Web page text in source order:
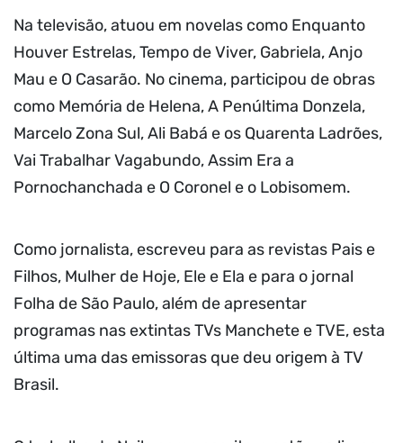
Na televisão, atuou em novelas como Enquanto
Houver Estrelas, Tempo de Viver, Gabriela, Anjo
Mau e O Casarão. No cinema, participou de obras
como Memória de Helena, A Penúltima Donzela,
Marcelo Zona Sul, Ali Babá e os Quarenta Ladrões,
Vai Trabalhar Vagabundo, Assim Era a
Pornochanchada e O Coronel e o Lobisomem.
Como jornalista, escreveu para as revistas Pais e
Filhos, Mulher de Hoje, Ele e Ela e para o jornal
Folha de São Paulo, além de apresentar
programas nas extintas TVs Manchete e TVE, esta
última uma das emissoras que deu origem à TV
Brasil.